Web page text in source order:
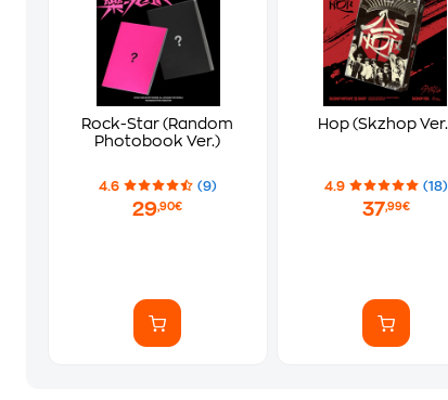
Rock-Star (Random
Photobook Ver.)
4.6 (9)
29,90€
Hop (Skzhop
4.9 (18)
37,99€